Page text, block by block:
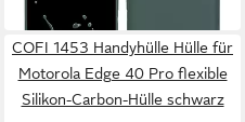
in 2-3 Werktagen bei dir
COFI 1453 Handyhülle Hülle für
Motorola Edge 40 Pro flexible
Silikon-Carbon-Hülle schwarz